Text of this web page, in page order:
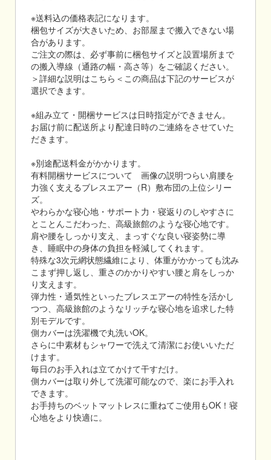
※送料込の価格表記になります。
梱包サイズが大きいため、お部屋まで搬入できない場
合があります。
ご注文の際は、必ず事前に梱包サイズと設置場所まで
の搬入導線（通路の幅・高さ等）をご確認ください。
＞詳細な説明はこちら＜この商品は下記のサービスが
選択できます。
※組み立て・開梱サービスは日時指定ができません。
お届け前に配送所より配達日時のご連絡をさせていた
だきます。
※別途配送料金がかかります。
有料開梱サービスについて 画像の説明つらい肩腰を
力強く支えるブレスエアー（R）敷布団の上位シリー
ズ。
やわらかな寝心地・サポート力・寝返りのしやすさに
とことんこだわった、高級旅館のような寝心地です。
肩や腰をしっかり支え、まっすぐな良い寝姿勢に導
き、睡眠中の身体の負担を軽減してくれます。
特殊な3次元網状態繊維により、体重がかかっても沈み
こまず押し返し、重さのかかりやすい腰と肩をしっか
り支えます。
弾力性・通気性といったブレスエアーの特性を活かし
つつ、高級旅館のようなリッチな寝心地を追求した特
別モデルです。
側カバーは洗濯機で丸洗いOK。
さらに中素材もシャワーで洗えて清潔にお使いいただ
けます。
毎日のお手入れは立てかけて干すだけ。
側カバーは取り外して洗濯可能なので、楽にお手入れ
できます。
お手持ちのベットマットレスに重ねてご使用もOK！寝
心地をより快適に。